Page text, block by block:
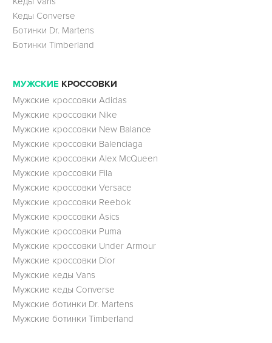
Кеды Converse
Ботинки Dr. Martens
Ботинки Timberland
МУЖСКИЕ КРОССОВКИ
Мужские кроссовки Adidas
Мужские кроссовки Nike
Мужские кроссовки New Balance
Мужские кроссовки Balenciaga
Мужские кроссовки Alex McQueen
Мужские кроссовки Fila
Мужские кроссовки Versace
Мужские кроссовки Reebok
Мужские кроссовки Asics
Мужские кроссовки Puma
Мужские кроссовки Under Armour
Мужские кроссовки Dior
Мужские кеды Vans
Мужские кеды Converse
Мужские ботинки Dr. Martens
Мужские ботинки Timberland